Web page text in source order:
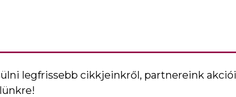
legfrissebb cikkjeinkről, partnereink